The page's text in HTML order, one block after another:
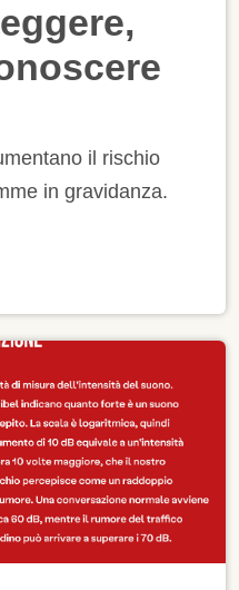
il rischio
in gravidanza.